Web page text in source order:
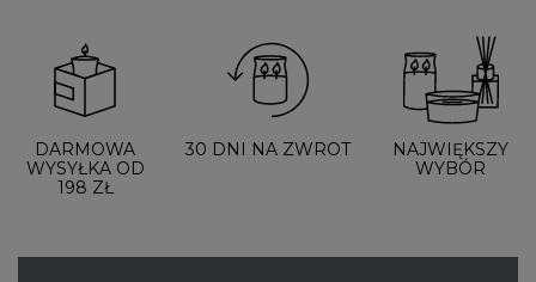
DARMOWA
WYSYŁKA OD
198 ZŁ
30 DNI NA ZWROT
NAJWIĘKSZY
WYBÓR